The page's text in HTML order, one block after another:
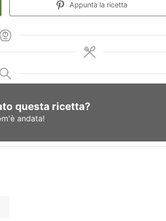
Appunta la ricetta
questa ricetta?
andata!